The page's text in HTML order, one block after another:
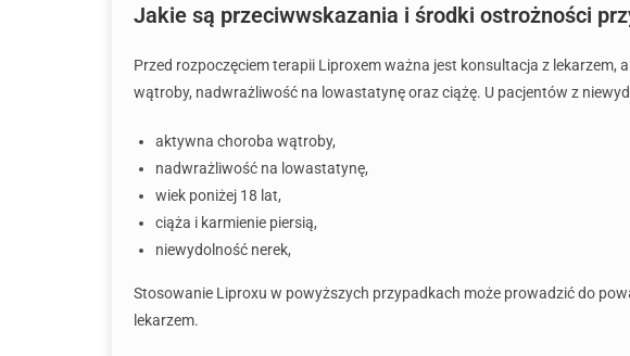
Jakie są przeciwwskazania i środki ostrożności
Przed rozpoczęciem terapii Liproxem ważna jest konsultacja z
wątroby, nadwrażliwość na lowastatynę oraz ciążę. U pacjentów z
aktywna choroba wątroby,
nadwrażliwość na lowastatynę,
wiek poniżej 18 lat,
ciąża i karmienie piersią,
niewydolność nerek,
Stosowanie Liproxu w powyższych przypadkach może prowadzić do
lekarzem.